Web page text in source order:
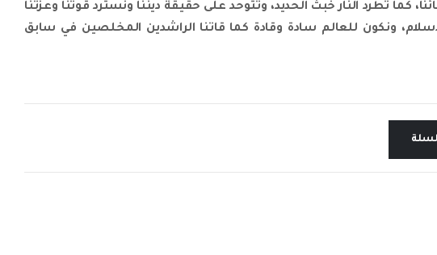
كما تطرد النار خبث الحديد، وتتوحد على حقيقة ديننا ونسترد قوتنا وعزتنا
ونكون للعالم سادة وقادة كما قاتنا الراشدين المخلصين في سابق